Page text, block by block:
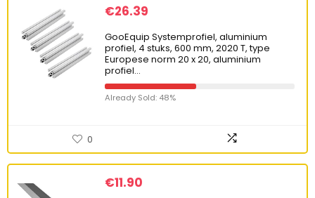
€26.39
GooEquip Systemprofiel, aluminium
profiel, 4 stuks, 600 mm, 2020 T, type
Europese norm 20 x 20, aluminium
profiel…
Already Sold: 48%
0
€11.90